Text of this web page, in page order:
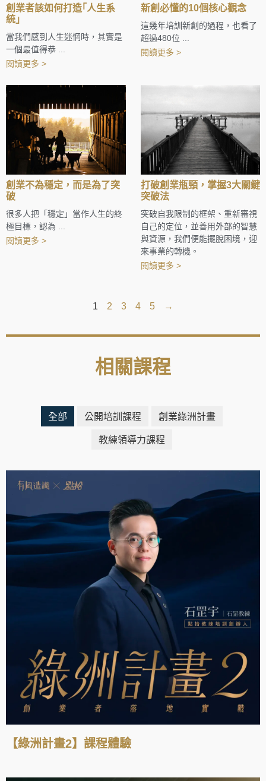
創業者該如何打造｢人生系
統｣
當我們感到人生迷惘時，其實是
一個最值得恭 ...
閱讀更多 >
新創必懂的10個核心觀念
這幾年培訓新創的過程，也看了
超過480位 ...
閱讀更多 >
創業不為穩定，而是為了突
破
很多人把「穩定」當作人生的終
極目標，認為 ...
閱讀更多 >
打破創業瓶頸，掌握3大關鍵
突破法
突破自我限制的框架、重新審視
自己的定位，並善用外部的智慧
與資源，我們便能擺脫困境，迎
來事業的轉機。
閱讀更多 >
1 2 3 4 5 →
相關課程
全部 公開培訓課程
創業綠洲計畫
教練領導力課程
【綠洲計畫2】課程體驗